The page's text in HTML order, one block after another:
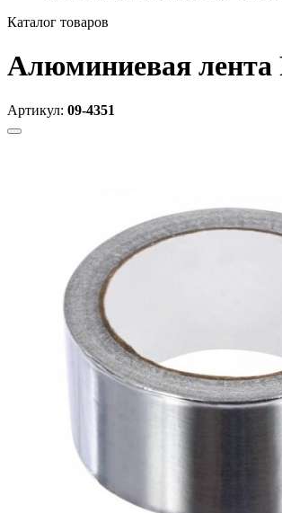
Каталог товаров
Алюминиевая
Артикул: 09-4351